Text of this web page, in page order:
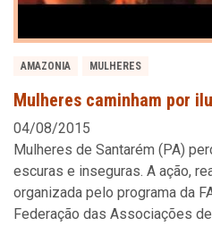
AMAZONIA MULHERES
Mulheres caminham por
04/08/2015
Mulheres de Santarém (PA)
escuras e inseguras. A ação,
organizada pelo programa da
Federação das Associações